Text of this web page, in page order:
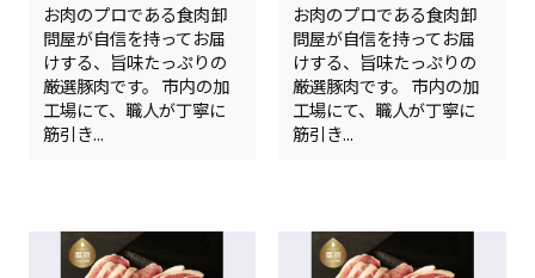
お肉のプロである食肉卸
問屋が自信を持ってお届
けする、旨味たっぷりの
厳選豚肉です。 市内の加
工場にて、職人が丁寧に
筋引き...
お肉のプロである食肉卸
問屋が自信を持ってお届
けする、旨味たっぷりの
厳選豚肉です。 市内の加
工場にて、職人が丁寧に
筋引き...